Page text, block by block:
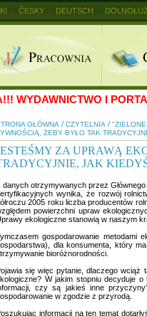
WYDAWNICTWO I
GŁÓWNA / CZYTELNIA /
ŻEBY BYŁO TAK
ZA UPRAWĄ
JAK
danych otrzymywanych przez
wynika, że rozwój
2005 roku liczba producentów
powierzchni upraw
ekologiczne stanowią w naszym
gospodarowanie metodami
dla konsumenta, który
bioróżnorodności.
się więc pytanie, dlaczego wciąż
W jakim stopniu decyduje
czy są jakieś inne
w zgodzie z przyrodą.
informacji na ten temat
ČESKY DEUTSCH